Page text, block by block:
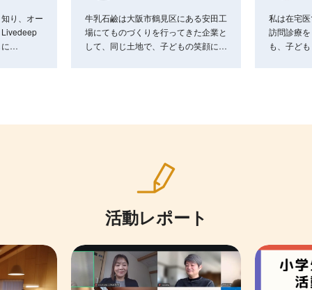
り、オー
Livedeep
に…
牛乳石鹼は大阪市鶴見区にある安田工
場にてものづくりを行ってきた企業と
して、同じ土地で、子どもの笑顔に…
私は在宅
訪問診療
も、子ど
活動レポート